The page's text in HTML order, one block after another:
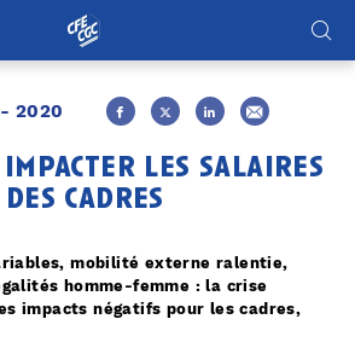
2020
les salaires
cadres
mobilité externe ralentie,
homme-femme : la crise
impacts négatifs pour les cadres,
cookies